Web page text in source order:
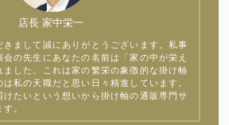
店長 家中栄一
きまして誠にありがとうございます。私事
の先生にあなたの名前は「家の中が栄え
ました。これは家の繁栄の象徴的な掛け軸
私の天職だと思い日々精進しています。
たいという想いから掛け軸の通販専門サ
。